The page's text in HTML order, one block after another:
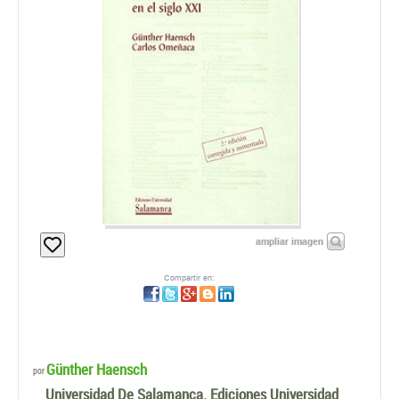
ampliar imagen
Compartir en:
porGünther Haensch
Universidad De Salamanca. Ediciones Universidad